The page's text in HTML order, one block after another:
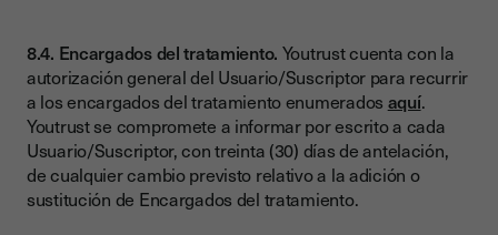
8.4. Encargados del tratamiento. Youtrust cuenta con la
autorización general del Usuario/Suscriptor para recurrir
a los encargados del tratamiento enumerados aquí.
Youtrust se compromete a informar por escrito a cada
Usuario/Suscriptor, con treinta (30) días de antelación,
de cualquier cambio previsto relativo a la adición o
sustitución de Encargados del tratamiento.